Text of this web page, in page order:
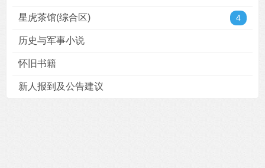
4
星虎茶馆(综合区)
历史与军事小说
怀旧书籍
新人报到及公告建议